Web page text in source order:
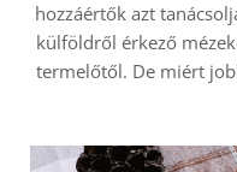
hozzáértők azt
külföldről érkező
termelőtől. De miért